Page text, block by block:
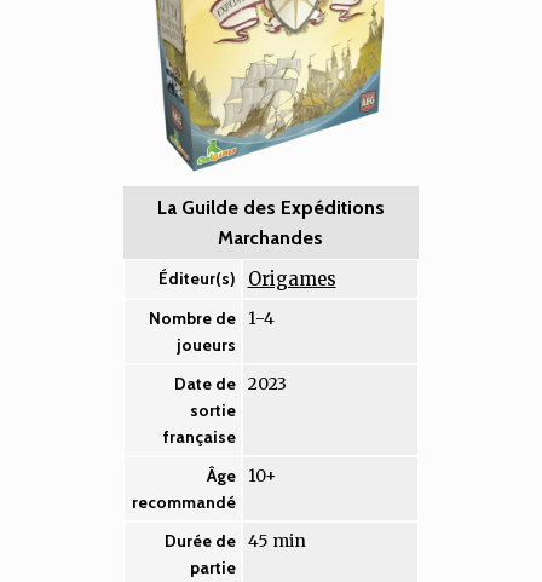
La Guilde des Expéditions
Marchandes
Éditeur(s) Origames
Nombre de
joueurs
1-4
Date de
sortie
française
2023
Âge
recommandé
10+
Durée de
partie
45 min